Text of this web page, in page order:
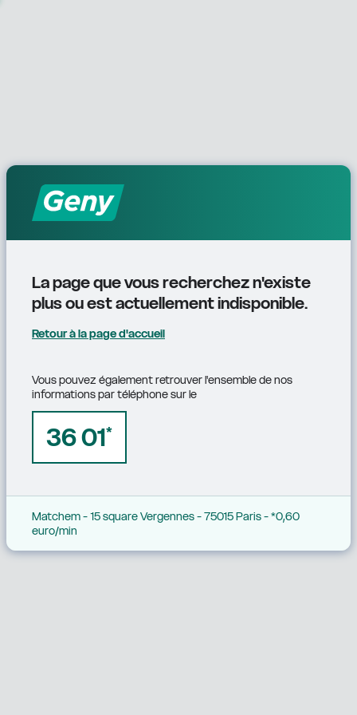
La page que vous recherchez n'existe
plus ou est actuellement indisponible.
Retour à la page d'accueil
Vous pouvez également retrouver l'ensemble de nos
informations par téléphone sur le
36 01*
Matchem - 15 square Vergennes - 75015 Paris - *0,60
euro/min